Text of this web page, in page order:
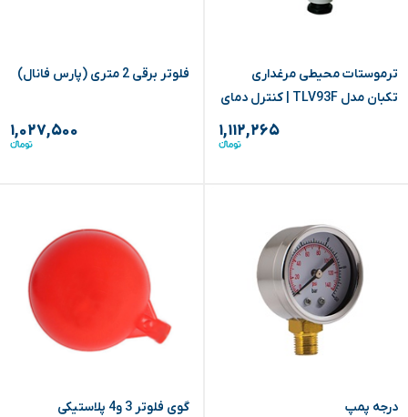
ترموستات محیطی مرغداری
تکبان مدل TLV93F | کنترل دمای
۱,۱۱۲,۲۶۵
فلوتر برقی 2 متری (پارس فانال)
۱,۰۲۷,۵۰۰
درجه پمپ گوی فلوتر 3 و4 پلاستیکی